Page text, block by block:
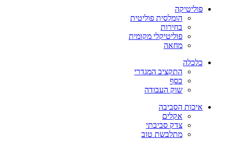
פוליטיקה
הומלסית פוליטית
בחירות
פוליטיקלי מקומית
מחאה
כלכלה
התקציב המגדרי
כסף
שוק העבודה
איכות הסביבה
אקלים
צדק סביבתי
מתלבשת טוב